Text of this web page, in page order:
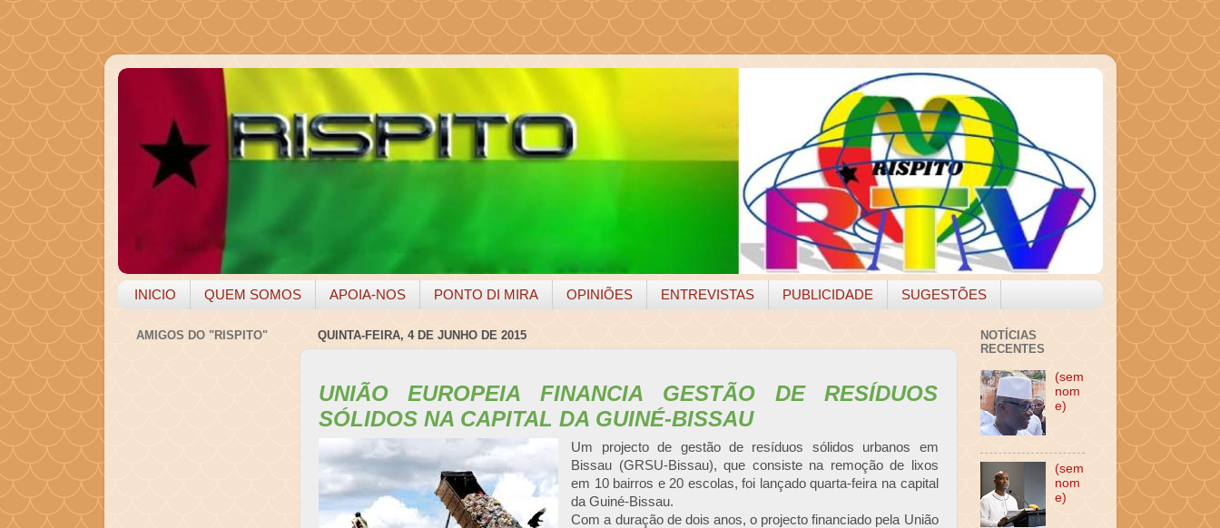
INICIO QUEM SOMOS APOIA-NOS PONTO DI MIRA OPINIÕES ENTREVISTAS PUBLICIDADE SUGESTÕES
QUINTA-FEIRA, 4 DE JUNHO DE 2015
UNIÃO EUROPEIA FINANCIA GESTÃO DE RESÍDUOS
SÓLIDOS NA CAPITAL DA GUINÉ-BISSAU
Um projecto de gestão de resíduos sólidos urbanos em
Bissau (GRSU-Bissau), que consiste na remoção de lixos
em 10 bairros e 20 escolas, foi lançado quarta-feira na capital
da Guiné-Bissau.
Com a duração de dois anos, o projecto financiado pela União
AMIGOS DO "RISPITO"
NOTÍCIAS
RECENTES
(sem
nom
e)
(sem
nom
e)